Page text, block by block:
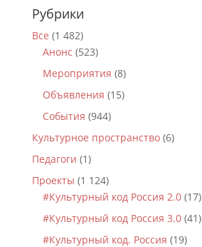
Рубрики
Все (1 482)
Анонс (523)
Мероприятия (8)
Объявления (15)
События (944)
Культурное пространство(6)
Педагоги (1)
Проекты (1 124)
#Культурный код Россия 2.0(17)
#Культурный код Россия 3.0(41)
#Культурный код. Россия (19)